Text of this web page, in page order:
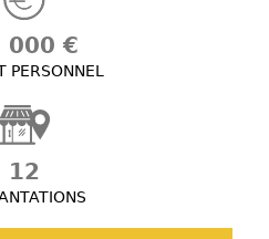
000 €
PERSONNEL
12